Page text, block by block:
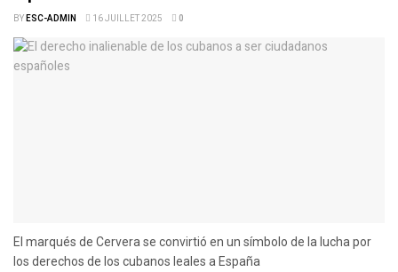
BYESC-ADMIN 16 JUILLET 2025 0
El marqués de Cervera se convirtió en un símbolo de la lucha por
los derechos de los cubanos leales a España